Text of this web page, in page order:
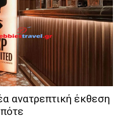
ανατρεπτική έκθεση